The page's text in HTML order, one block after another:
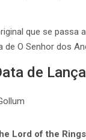
que se passa
O Senhor dos
de
Lord of the